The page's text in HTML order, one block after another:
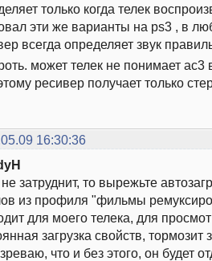
только когда телек
эти же варианты на ps3 , в
всегда определяет звук
может телек не понимает ac3
ресивер получает только
16:30:36
затруднит, то вырежьте
из профиля "фильмы
для моего телека, для
загрузка свойств, тормозит
что и без этого, он будет